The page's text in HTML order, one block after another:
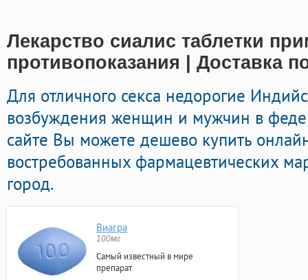
Лекарство сиалис таблетки
противопоказания | Доставка
Для отличного секса недорогие
возбуждения женщин и мужчин в
сайте Вы можете дешево купить
востребованных фармацевтических
город.
Виагра
100мг
Самый известный в мире
препарат